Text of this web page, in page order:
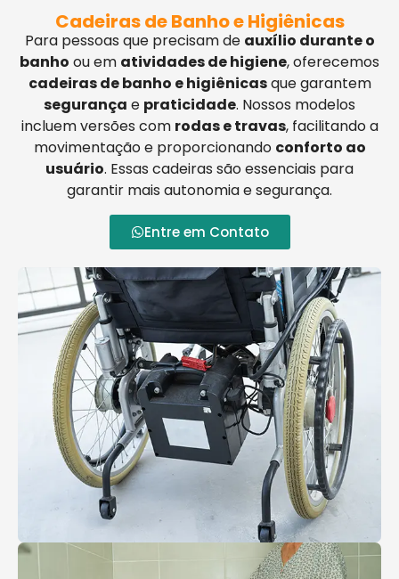
Cadeiras de Banho e Higiênicas
Para pessoas que precisam de auxílio durante o
banho ou em atividades de higiene, oferecemos
cadeiras de banho e higiênicasque garantem
segurança e praticidade. Nossos modelos
incluem versões com rodas e travas, facilitando a
movimentação e proporcionando conforto ao
usuário. Essas cadeiras são essenciais para
garantir mais autonomia e segurança.
Entre em Contato